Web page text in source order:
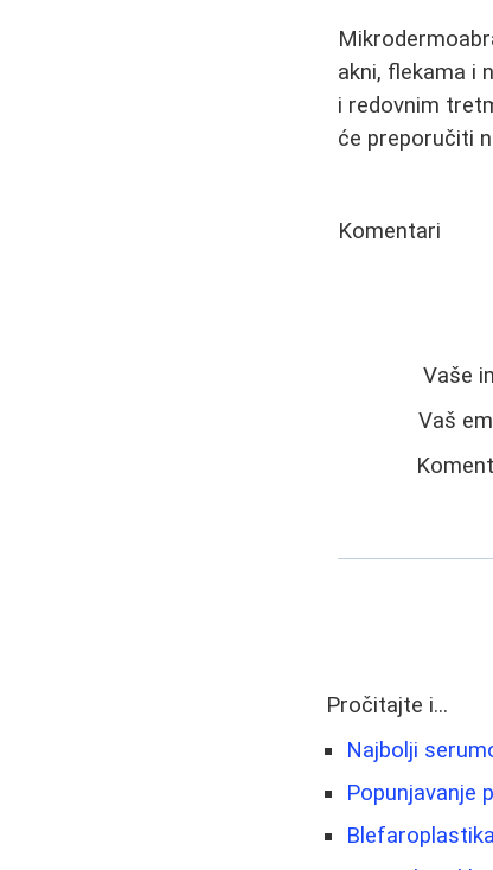
akni, flekama i
i redovnim
će preporučiti
Komentari
Vaše
Vaš
Pročitajte i...
Najbolji
Popunjavanje